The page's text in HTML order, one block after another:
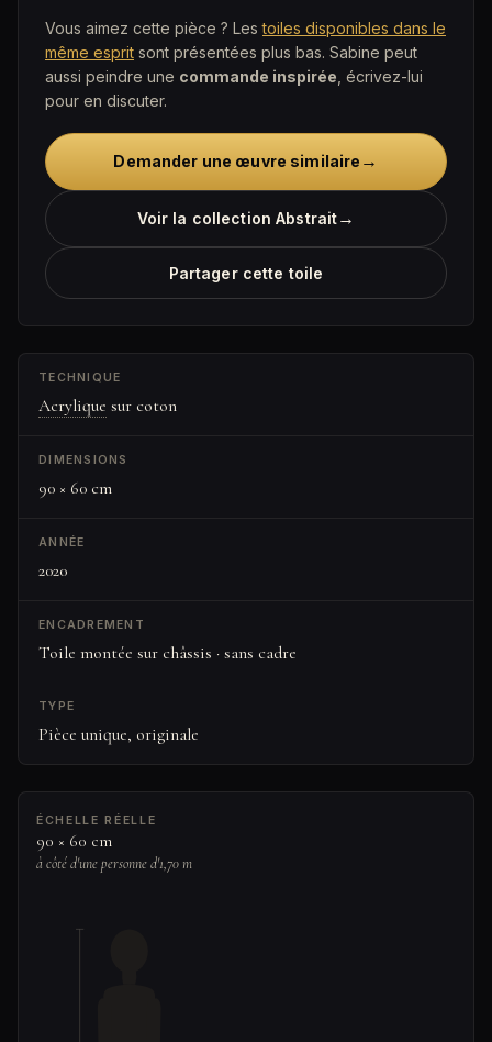
Vous aimez cette pièce ? Lestoiles disponibles dans le
même esprit sont présentées plus bas. Sabine peut
aussi peindre une commande inspirée , écrivez-lui
pour en discuter.
Demander une œuvre similaire →
Voir la collection Abstrait→
Partager cette toile
TECHNIQUE
Acrylique sur coton
DIMENSIONS
90 × 60 cm
ANNÉE
2020
ENCADREMENT
Toile montée sur châssis · sans cadre
TYPE
Pièce unique, originale
ÉCHELLE RÉELLE
90 × 60 cm
à côté d'une personne d'1,70 m